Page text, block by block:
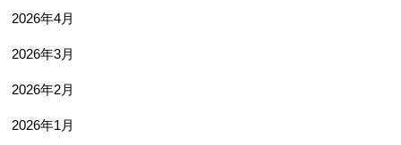
2026年4月
2026年3月
2026年2月
2026年1月